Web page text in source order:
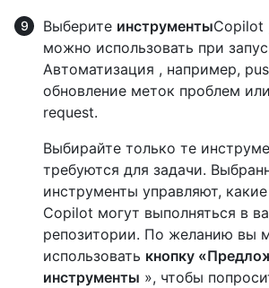
Выберите инструментыCopilot
можно использовать при
Автоматизация , например,
обновление меток проблем
request.
Выбирайте только те
требуются для задачи.
инструменты управляют,
Copilot могут выполняться в
репозитории. По желанию вы
использовать кнопку
инструменты », чтобы